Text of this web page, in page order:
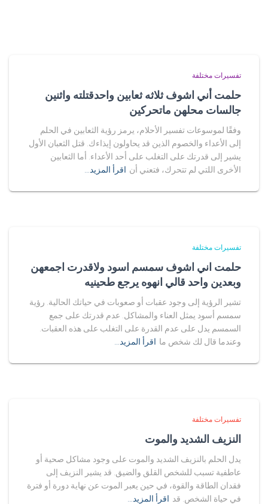
تفسيرات مختلفة
حلمت أني اشوف ثلاثه ثعابين واحدقتلته واثنين
جالسات محلهن ماتحركين
وفقًا لموسوعات تفسير الأحلام، يرمز رؤية الثعابين في الحلم
إلى الأعداء والخصوم الذين قد يحاولون إيذاءك. قتل الثعبان الأول
يشير إلى قدرتك على التغلب على أحد الأعداء. أما الثعابين
الأخرى اللتي لم تتحرك، فتعني أن اقرأ المزيد…
تفسيرات مختلفة
حلمت اني اشوف سمسم اسود ولاقدرت اجمعهن
وبعدين واحد قالي انهوه يرجع طحينيه
تشير الرؤية إلى وجود عقبات أو صعوبات في حياتك الحالية. رؤية
سمسم أسود يمثل العناء والمشاكل. عدم قدرتك على جمع
السمسم يدل على عدم القدرة على التغلب على هذه العقبات.
وعندما قال لك شخص ما اقرأ المزيد…
تفسيرات مختلفة
النزيف الشديد والموت
يدل الحلم بالنزيف الشديد والموت على وجود مشاكل صحية أو
عاطفية تسبب للشخص القلق والضيق. قد يشير النزيف إلى
فقدان الطاقة والقوة، في حين يعبر الموت عن نهاية دورة أو فترة
في حياة الشخص. قد اقرأ المزيد…